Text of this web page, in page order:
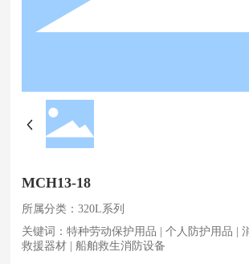
MCH13-18
所属分类：320L系列
关键词：特种劳动保护用品 | 个人防护用品 |
救援器材 | 船舶救生消防设备